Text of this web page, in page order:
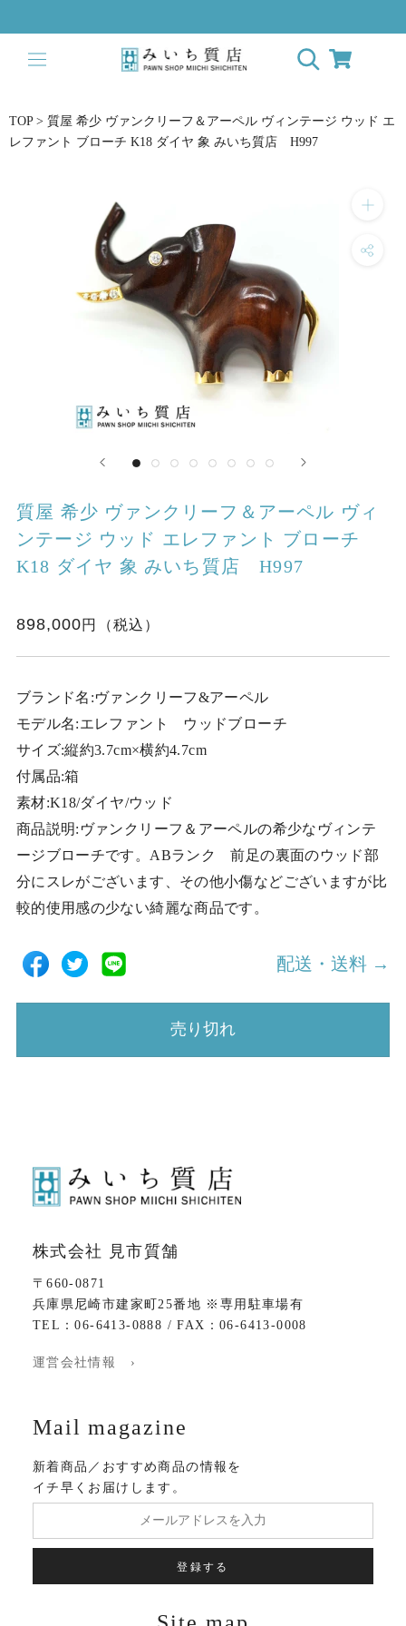
キ
て
コ
TOP > 質屋 希少 ヴァンクリーフ＆アーペル ヴィンテージ ウッド エ
レファント ブローチ K18 ダイヤ 象 みいち質店 H997
質屋 希少 ヴァンクリーフ＆アーペル ヴィ
ンテージ ウッド エレファント ブローチ
K18 ダイヤ 象 みいち質店 H997
898,000
ブランド名:ヴァンクリーフ&アーペル
モデル名:エレファント ウッドブローチ
サイズ:縦約3.7cm×横約4.7cm
付属品:箱
素材:K18/ダイヤ/ウッド
商品説明:ヴァンクリーフ＆アーペルの希少なヴィンテ
ージブローチです。ABランク 前足の裏面のウッド部
分にスレがございます、その他小傷などございますが比
較的使用感の少ない綺麗な商品です。
配送・送料 →
売り切れ
株式会社 見市質舗
〒660-0871
兵庫県尼崎市建家町25番地 ※専用駐車場有
TEL：06-6413-0888 / FAX：06-6413-0008
運営会社情報 ›
Mail magazine
新着商品／おすすめ商品の情報を
イチ早くお届けします。
登録する